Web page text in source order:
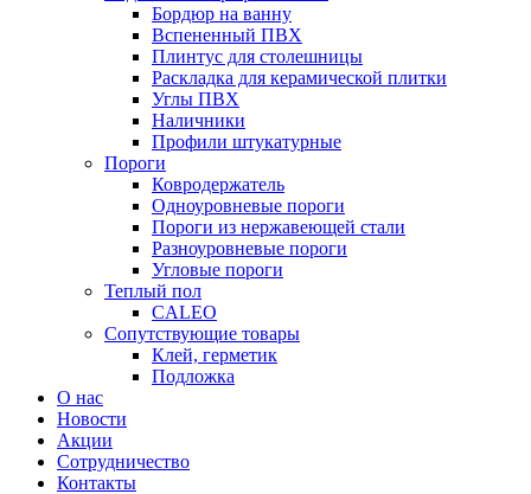
Бордюр на ванну
Вспененный ПВХ
Плинтус для столешницы
Раскладка для керамической плитки
Углы ПВХ
Наличники
Профили штукатурные
Пороги
Ковродержатель
Одноуровневые пороги
Пороги из нержавеющей стали
Разноуровневые пороги
Угловые пороги
Теплый пол
CALEO
Сопутствующие товары
Клей, герметик
Подложка
О нас
Новости
Акции
Сотрудничество
Контакты